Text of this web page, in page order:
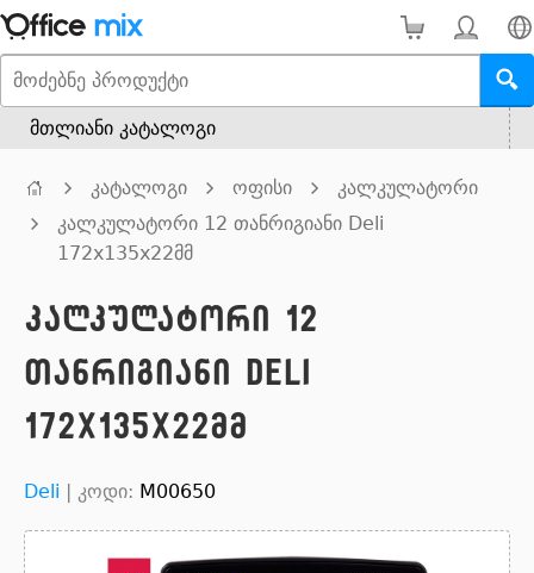
მთლიანი კატალოგი
კატალოგი ოფისი
კალკულატორი
კალკულატორი 12 თანრიგიანი Deli
172x135x22მმ
კალკულატორი 12
თანრიგიანი Deli
172x135x22მმ
Deli | კოდი: M00650